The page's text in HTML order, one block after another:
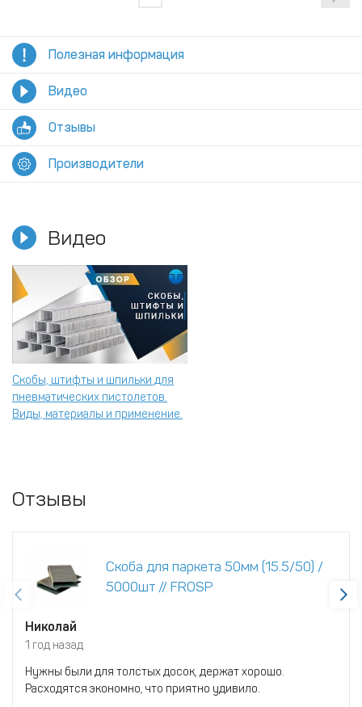
Полезная информация
Видео
Отзывы
Производители
Видео
Скобы, штифты и шпильки для
пневматических пистолетов.
Виды, материалы и применение.
Отзывы
Скоба для паркета 50мм (15.5/50) /
5000шт // FROSP
Николай
1 год назад
Нужны были для толстых досок, держат хорошо.
Расходятся экономно, что приятно удивило.